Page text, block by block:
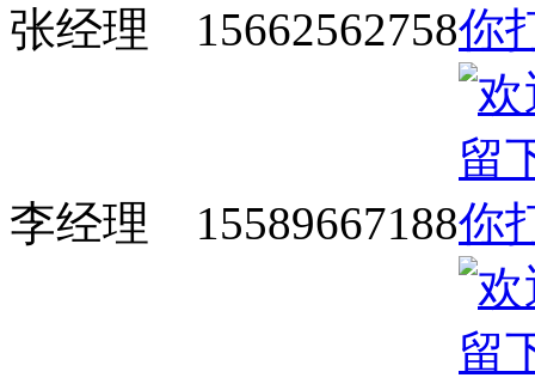
张经理 15662562758
李经理 15589667188